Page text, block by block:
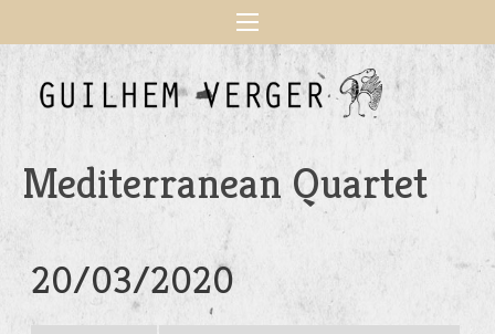
Mediterranean Quartet
20/03/2020